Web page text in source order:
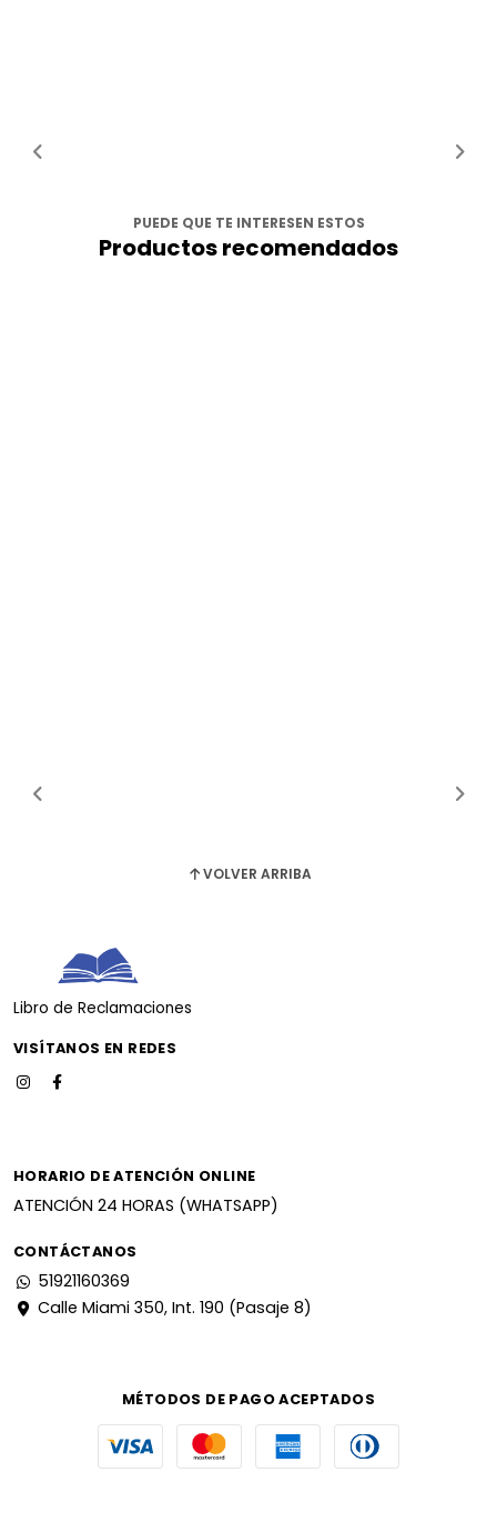
PUEDE QUE TE INTERESEN ESTOS
Productos recomendados
VOLVER ARRIBA
Libro de Reclamaciones
VISÍTANOS EN REDES
HORARIO DE ATENCIÓN ONLINE
ATENCIÓN 24 HORAS (WHATSAPP)
CONTÁCTANOS
51921160369
Calle Miami 350, Int. 190 (Pasaje 8)
MÉTODOS DE PAGO ACEPTADOS